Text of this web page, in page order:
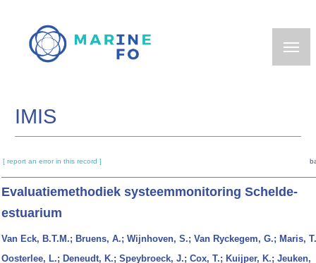
main
IMIS
[ report an error in this record ]
Evaluatiemethodiek systeemmonitoring Schelde-
estuarium
Van Eck, B.T.M.; Bruens, A.; Wijnhoven, S.; Van Ryckegem, G.; Maris,
Oosterlee, L.; Deneudt, K.; Speybroeck, J.; Cox, T.; Kuijper, K.; Jeuken,